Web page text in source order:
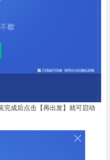
成后点击【再出发】就可启动